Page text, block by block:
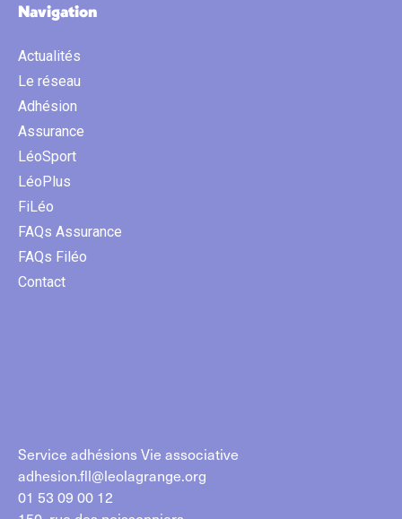
Navigation
Actualités
Le réseau
Adhésion
Assurance
LéoSport
LéoPlus
FiLéo
FAQs Assurance
FAQs Filéo
Contact
Service adhésions Vie associative
adhesion.fll@leolagrange.org
01 53 09 00 12